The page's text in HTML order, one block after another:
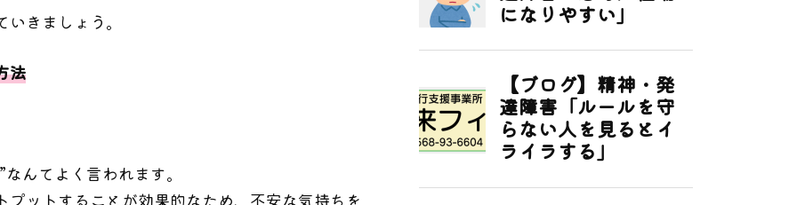
きましょう。
法
んてよく言われます。
ットすることが効果的なため、不安な気持ちを